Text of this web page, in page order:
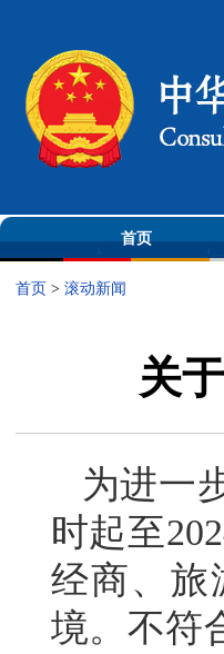
首页
首页 > 滚动新闻
关
为进一
时起至
经商、旅
境。不符